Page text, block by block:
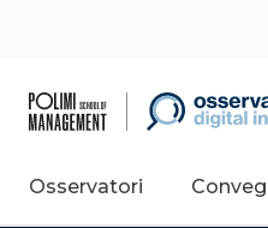
Osservatori